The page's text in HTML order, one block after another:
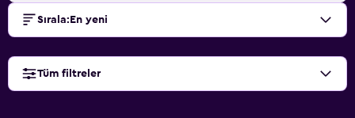
Sırala: En yeni
Tüm filtreler